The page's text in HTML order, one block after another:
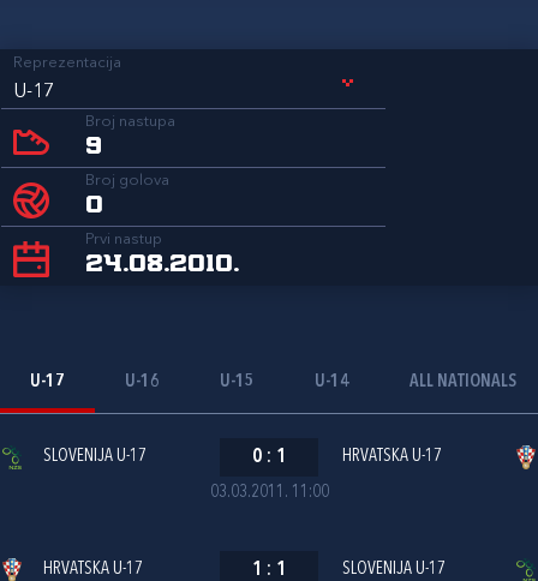
Reprezentacija
U-17
Broj nastupa
9
Broj golova
0
Prvi nastup
24.08.2010.
U-17 U-16 U-15 U-14 ALL NATIONALS
03.03.2011. 11:00
SLOVENIJA U-17 0 : 1 HRVATSKA U-17
HRVATSKA U-17 1 : 1 SLOVENIJA U-17